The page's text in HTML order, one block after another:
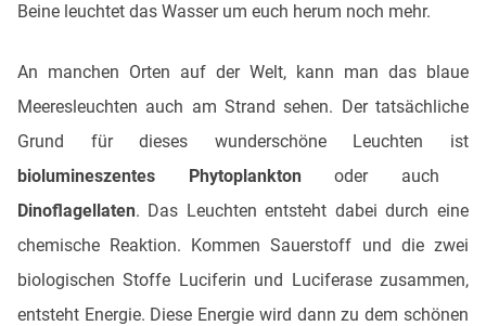
Beine leuchtet das Wasser um euch herum noch mehr.
An manchen Orten auf der Welt, kann man das blaue
Meeresleuchten auch am Strand sehen. Der tatsächliche
Grund für dieses wunderschöne Leuchten ist
biolumineszentes Phytoplanktonoder auch
Dinoflagellaten. Das Leuchten entsteht dabei durch eine
chemische Reaktion. Kommen Sauerstoff und die zwei
biologischen Stoffe Luciferin und Luciferase zusammen,
entsteht Energie. Diese Energie wird dann zu dem schönen